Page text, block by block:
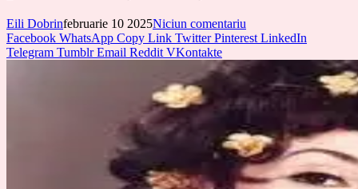
Eili Dobrinfebruarie 10 2025Niciun comentariu
Facebook WhatsApp Copy Link Twitter Pinterest LinkedIn
Telegram Tumblr Email Reddit VKontakte